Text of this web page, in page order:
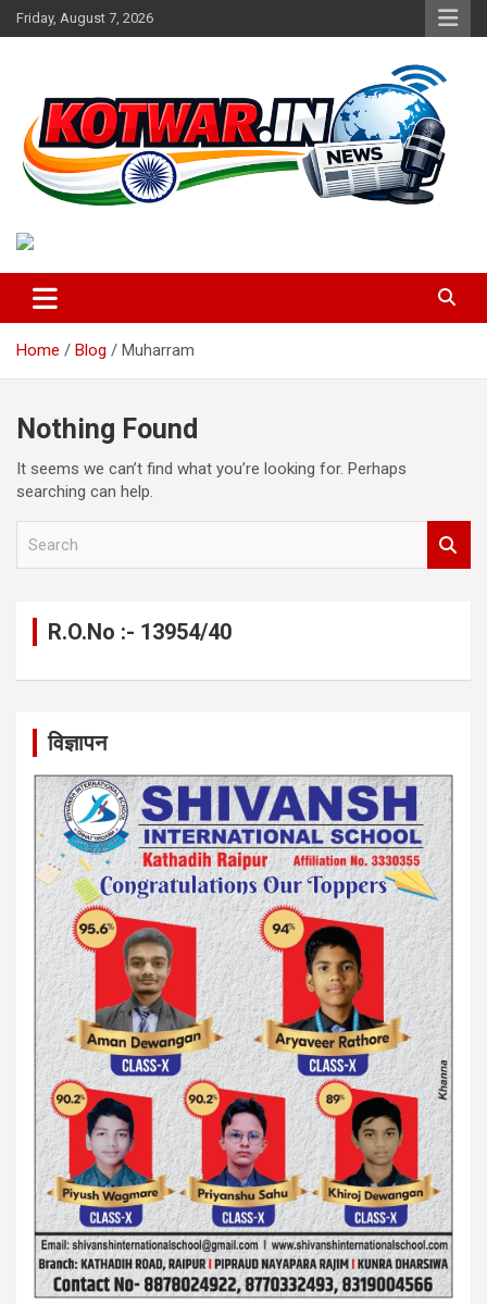
Skip
to
Friday, August 7, 2026
kotwar.in
Home Blog Muharram
Nothing Found
It seems we can’t find what you’re looking for. Perhaps
searching can help.
R.O.No :- 13954/40
विज्ञापन